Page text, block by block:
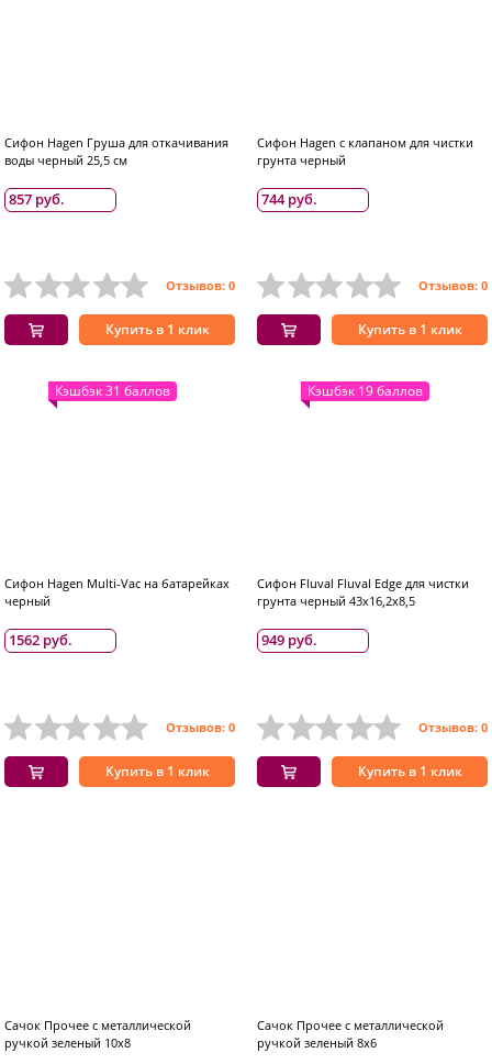
Сифон Hagen Груша для откачивания
воды черный 25,5 см
857 руб.
Отзывов: 0
Купить в 1 клик
Сифон Hagen с клапаном для чистки
грунта черный
744 руб.
Отзывов: 0
Купить в 1 клик
Кэшбэк 31 баллов
Сифон Hagen Multi-Vac на батарейках
черный
1562 руб.
Отзывов: 0
Купить в 1 клик
Кэшбэк 19 баллов
Сифон Fluval Fluval Edge для чистки
грунта черный 43x16,2x8,5
949 руб.
Отзывов: 0
Купить в 1 клик
Сачок Прочее с металлической
ручкой зеленый 10x8
Сачок Прочее с металлической
ручкой зеленый 8x6